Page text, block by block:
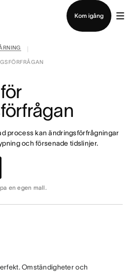
Kom igång
process kan ändringsförfrågningar
och försenade tidslinjer.
en egen mall.
Omständigheter och